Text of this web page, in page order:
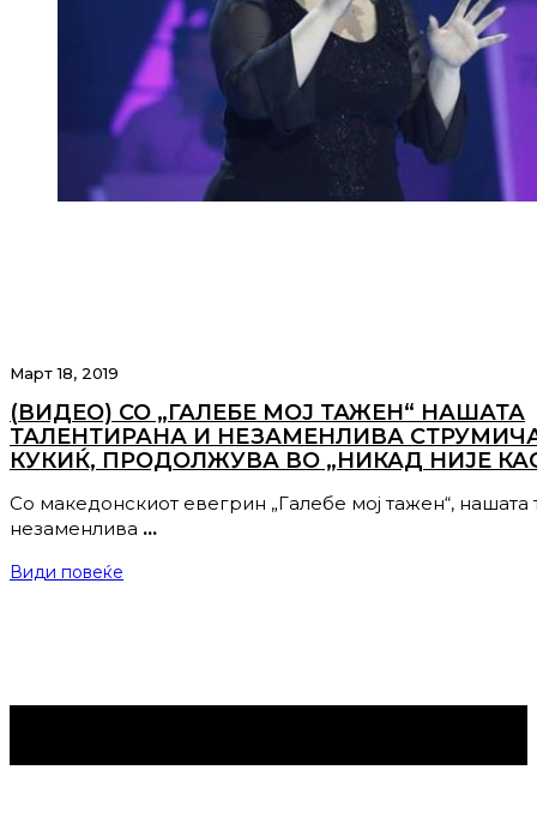
Март 18, 2019
(ВИДЕО) СО „ГАЛЕБЕ МОЈ ТАЖЕН“ НАШАТА
ТАЛЕНТИРАНА И НЕЗАМЕНЛИВА
КУКИЌ, ПРОДОЛЖУВА ВО „НИКАД НИЈЕ
Со македонскиот евегрин „Галебе мој тажен“, нашата
незаменлива …
Види повеќе